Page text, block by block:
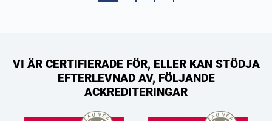
VI ÄR CERTIFIERADE FÖR, ELLER KAN STÖDJA
EFTERLEVNAD AV, FÖLJANDE
ACKREDITERINGAR